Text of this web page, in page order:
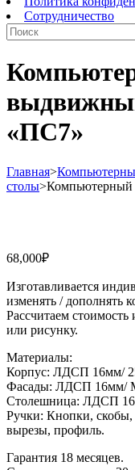
Сотрудничество
«ПС7»
Главная>
столы>
68,000₽
Изготавливается
изменять / дополнять
Рассчитаем
или рисунку.
Материалы:
Корпус: ЛДСП 16мм/
Фасады: ЛДСП 16мм/
Столешница: ЛДСП
Ручки: Кнопки, скобы,
вырезы, профиль.
Гарантия 18 месяцев.